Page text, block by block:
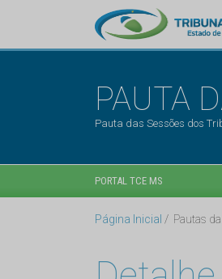
PAUTA
Pauta das Sessões dos
PORTAL TCE MS
Página Inicial Pautas